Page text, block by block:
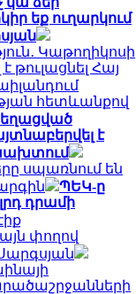
եք ուղարկում
Կաթողիկոսի
Հայ
հետևանքով
է
սպառնում են
ՊԵԿ-ը
դրամի
փողով